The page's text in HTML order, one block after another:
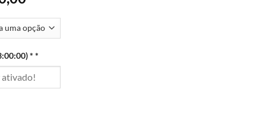
R$ 89,98
through
R$ 120,00
* *